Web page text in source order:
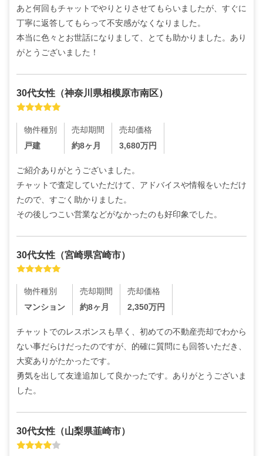
あと何回もチャットでやりとりさせてもらいましたが、すぐに
丁寧に返答してもらって不安感がなくなりました。
本当に色々とお世話になりまして、とても助かりました。あり
がとうございました！
30代女性 （神奈川県相模原市南区）
物件種別
戸建
売却期間
約8ヶ月
売却価格
3,680万円
ご紹介ありがとうございました。
チャットで査定していただけて、アドバイスや情報をいただけ
たので、すごく助かりました。
その後しつこい営業などがなかったのも好印象でした。
30代女性 （宮崎県宮崎市）
物件種別
マンション
売却期間
約8ヶ月
売却価格
2,350万円
チャットでのレスポンスも早く、初めての不動産売却でわから
ない事だらけだったのですが、的確に質問にも回答いただき、
大変ありがたかったです。
勇気を出して友達追加して良かったです。ありがとうございま
した。
30代女性 （山梨県韮崎市）